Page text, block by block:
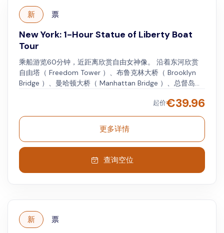
新 票
New York: 1-Hour Statue of Liberty Boat
Tour
乘船游览60分钟，近距离欣赏自由女神像。 沿着东河欣赏
自由塔（ Freedom Tower ）、布鲁克林大桥（ Brooklyn
Bridge ）、曼哈顿大桥（ Manhattan Bridge ）、总督岛（
自由女神像100英尺范围内航行时，可选择室内或室外座
位。 了解纽约市的历史，并从水上欣赏其著名的天际线。
起价€39.96
更多详情
查询空位
新 票